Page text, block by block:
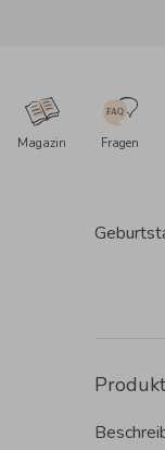
Magazin Fragen